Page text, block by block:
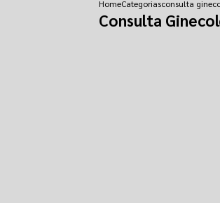
HomeCategoriasconsulta
Consulta